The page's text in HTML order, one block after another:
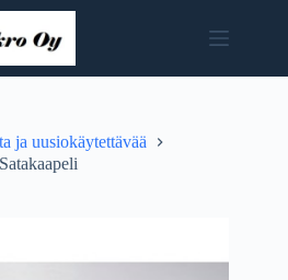
ja uusiokäytettävää
Satakaapeli